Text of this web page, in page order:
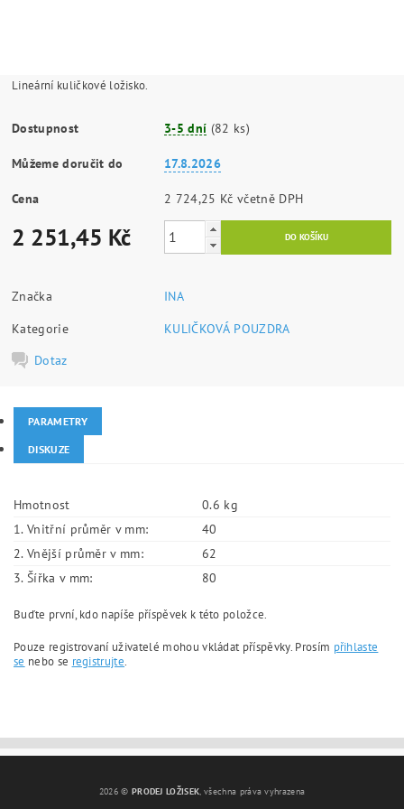
Lineární kuličkové ložisko.
Dostupnost 3-5 dní (82 ks)
Můžeme doručit do 17.8.2026
Cena 2 724,25 Kč včetně DPH
2 251,45 Kč
Značka
INA
Kategorie
KULIČKOVÁ POUZDRA
Dotaz
PARAMETRY
DISKUZE
Hmotnost
0.6 kg
1. Vnitřní průměr v mm:
40
2. Vnější průměr v mm:
62
3. Šířka v mm:
80
Buďte první, kdo napíše příspěvek k této položce.
Pouze registrovaní uživatelé mohou vkládat příspěvky. Prosím přihlaste
se nebo se registrujte.
2026 © PRODEJ LOŽISEK, všechna práva vyhrazena